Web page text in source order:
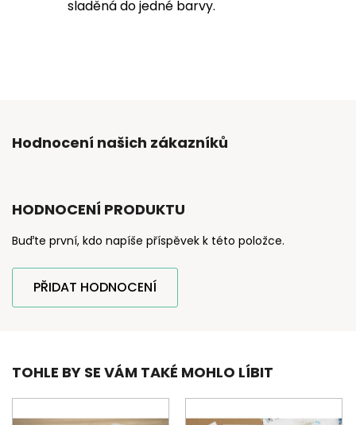
sladěná do jedné barvy.
Hodnocení našich zákazníků
HODNOCENÍ PRODUKTU
Buďte první, kdo napíše příspěvek k této položce.
PŘIDAT HODNOCENÍ
TOHLE BY SE VÁM TAKÉ MOHLO LÍBIT